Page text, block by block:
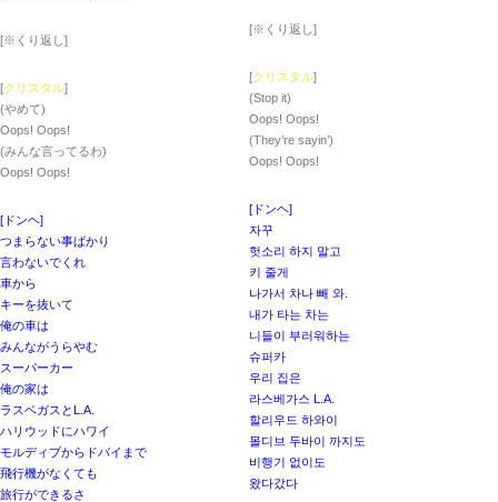
[※くり返し]
[クリスタル]
(やめて)
Oops! Oops!
(みんな言ってるわ)
Oops! Oops!
[ドンヘ]
つまらない事ばかり
言わないでくれ
車から
キーを抜いて
俺の車は
みんながうらやむ
スーパーカー
俺の家は
ラスベガスとL.A.
ハリウッドにハワイ
モルディブからドバイまで
飛行機がなくても
旅行ができるさ
[※くり返し]
[クリスタル]
(Stop it)
Oops! Oops!
(They’re sayin’)
Oops! Oops!
[ドンヘ]
자꾸
헛소리 하지 말고
키 줄게
나가서 차나 빼 와.
내가 타는 차는
니들이 부러워하는
슈퍼카
우리 집은
라스베가스 L.A.
할리우드 하와이
몰디브 두바이 까지도
비행기 없이도
왔다갔다